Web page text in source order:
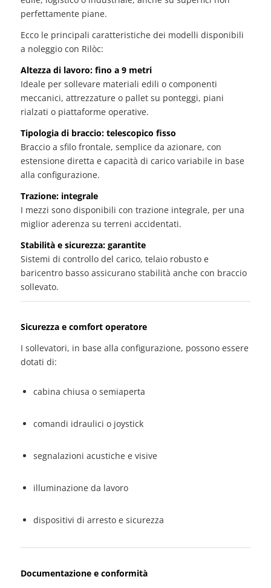
perfettamente piane.
Ecco le principali caratteristiche dei modelli disponibili
a noleggio con Rilòc:
Altezza di lavoro: fino a 9 metri
Ideale per sollevare materiali edili o componenti
meccanici, attrezzature o pallet su ponteggi, piani
rialzati o piattaforme operative.
Tipologia di braccio: telescopico fisso
Braccio a sfilo frontale, semplice da azionare, con
estensione diretta e capacità di carico variabile in base
alla configurazione.
Trazione: integrale
I mezzi sono disponibili con trazione integrale, per una
miglior aderenza su terreni accidentati.
Stabilità e sicurezza: garantite
Sistemi di controllo del carico, telaio robusto e
baricentro basso assicurano stabilità anche con braccio
sollevato.
Sicurezza e comfort operatore
I sollevatori, in base alla configurazione, possono essere
dotati di:
cabina chiusa o semiaperta
comandi idraulici o joystick
segnalazioni acustiche e visive
illuminazione da lavoro
dispositivi di arresto e sicurezza
Documentazione e conformità